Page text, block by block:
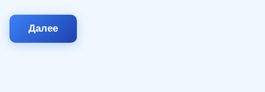
Далее